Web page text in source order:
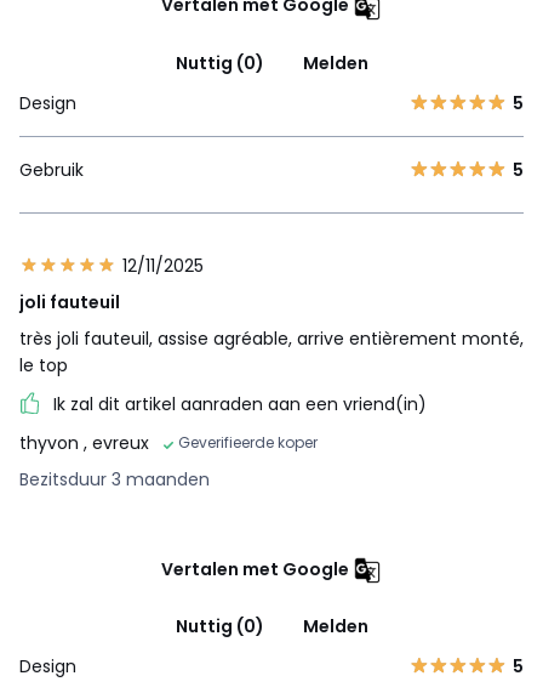
Vertalen met Google
Nuttig (0)
Melden
Design
5
Gebruik 5
12/11/2025
joli fauteuil
très joli fauteuil, assise agréable, arrive entièrement monté,
le top
Ik zal dit artikel aanraden aan een vriend(in)
thyvon , evreux Geverifieerde koper
Bezitsduur 3 maanden
Vertalen met Google
Nuttig (0)
Melden
Design
5